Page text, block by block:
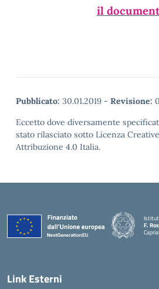
il
Pubblicato: 30.01.2019 - Revisione:
Eccetto dove diversamente
stato rilasciato sotto Licenza
Attribuzione 4.0 Italia.
F.
—
Link Esterni